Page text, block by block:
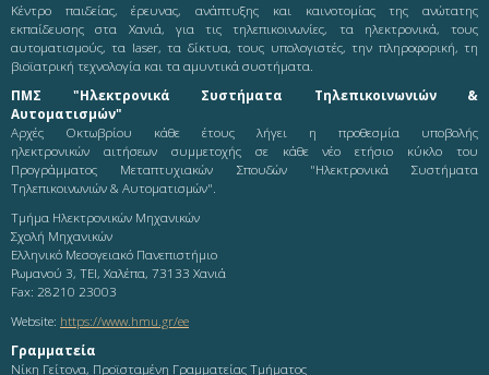
Κέντρο παιδείας, έρευνας, ανάπτυξης και καινοτομίας της ανώτατης
εκπαίδευσης στα Χανιά, για τις τηλεπικοινωνίες, τα ηλεκτρονικά, τους
αυτοματισμούς, τα laser, τα δίκτυα, τους υπολογιστές, την πληροφορική, τη
βιοϊατρική τεχνολογία και τα αμυντικά συστήματα.
ΠΜΣ "Ηλεκτρονικά Συστήματα Τηλεπικοινωνιών &
Αυτοματισμών"
Αρχές Οκτωβρίου κάθε έτους λήγει η προθεσμία υποβολής
ηλεκτρονικών αιτήσεων συμμετοχής σε κάθε νέο ετήσιο κύκλο του
Προγράμματος Μεταπτυχιακών Σπουδών "Ηλεκτρονικά Συστήματα
Τηλεπικοινωνιών & Αυτοματισμών".
Τμήμα Ηλεκτρονικών Μηχανικών
Σχολή Μηχανικών
Ελληνικό Μεσογειακό Πανεπιστήμιο
Ρωμανού 3, ΤΕΙ, Χαλέπα, 73133 Χανιά
Fax: 28210 23003
Website: https://www.hmu.gr/ee
Γραμματεία
Νίκη Γείτονα, Προϊσταμένη Γραμματείας Τμήματος